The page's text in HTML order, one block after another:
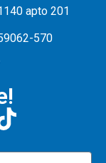
apto 201
570